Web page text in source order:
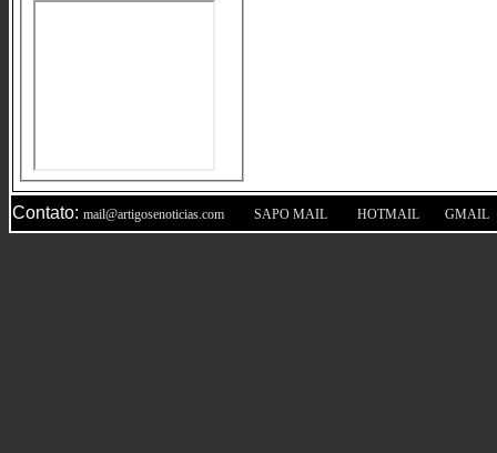
Contato: mail@artigosenoticias.com SAPO MAIL HOTMAIL GMAIL